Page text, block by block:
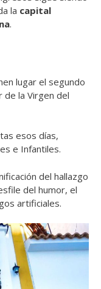
la capital
.
lugar el segundo
de la Virgen del
esos días,
e Infantiles.
del hallazgo
del humor, el
artificiales.